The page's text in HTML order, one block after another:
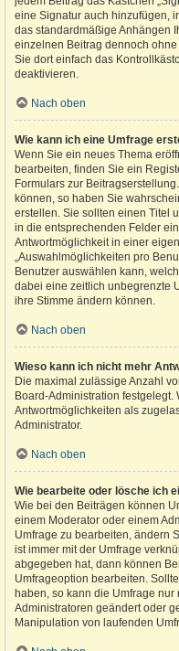
eine Signatur auch hinzufügen,
das standardmäßige Anhängen
einzelnen Beitrag dennoch
Sie dort einfach das
deaktivieren.
Nach oben
Wie kann ich eine Umfrage
Wenn Sie ein neues Thema
bearbeiten, finden Sie ein
Formulars zur
können, so haben Sie
erstellen. Sie sollten einen Titel
in die entsprechenden Felder
Antwortmöglichkeit in einer
„Auswahlmöglichkeiten pro
Benutzer auswählen kann,
dabei eine zeitlich unbegrenzte
ihre Stimme ändern können.
Nach oben
Wieso kann ich nicht mehr
Die maximal zulässige Anzahl
Board-Administration
Antwortmöglichkeiten als
Administrator.
Nach oben
Wie bearbeite oder lösche ich
Wie bei den Beiträgen können
einem Moderator oder einem
Umfrage zu bearbeiten, ändern
ist immer mit der Umfrage
abgegeben hat, dann können
Umfrageoption bearbeiten.
haben, so kann die Umfrage
Administratoren geändert oder
Manipulation von laufenden